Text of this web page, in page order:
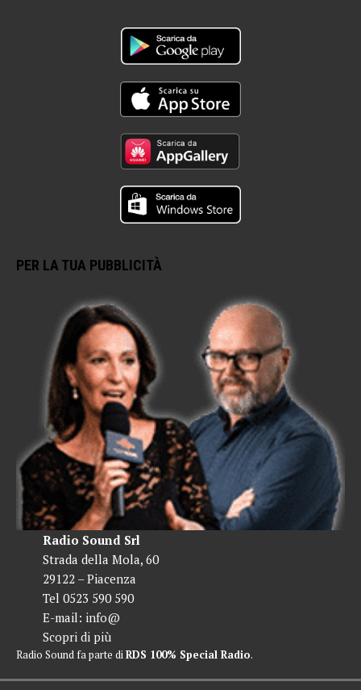
PER LA TUA PUBBLICITÀ
Radio Sound Srl
Strada della Mola, 60
29122 – Piacenza
Tel 0523 590 590
E-mail: info@
Scopri di più
Radio Sound fa parte diRDS 100% Special Radio.